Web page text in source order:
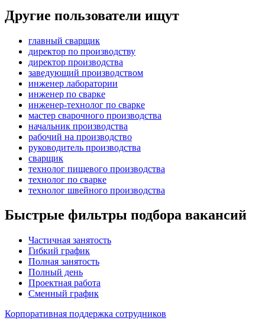
Другие пользователи ищут
главный сварщик
директор по производству
директор производства
заведующий производством
инженер лаборатории
инженер по сварке
инженер-технолог по сварке
мастер сварочного производства
начальник производства
рабочий на производство
руководитель производства
сварщик
технолог пищевого производства
технолог по сварке
технолог швейного производства
Быстрые фильтры подбора вакансий
Частичная занятость
Гибкий график
Полная занятость
Полный день
Проектная работа
Сменный график
Корпоративная поддержка сотрудников